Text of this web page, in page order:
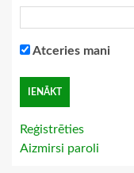
Atceries mani
Reģistrēties
Aizmirsi paroli